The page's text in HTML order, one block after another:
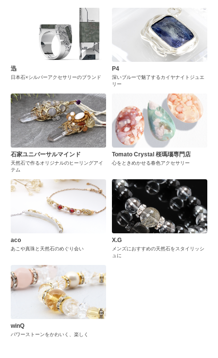
迅
日本石×シルバーアクセサリーのブランド
P4
深いブルーで魅了するカイヤナイトジュエ
リー
石家ユニバーサルマインド
天然石で作るオリジナルのヒーリングアイ
テム
Tomato Crystal 桜瑪瑙専門店
心をときめかせる春色アクセサリー
aco
あこや真珠と天然石のめぐり会い
X.G
メンズにおすすめの天然石をスタイリッシ
ュに
winQ
パワーストーンをかわいく、楽しく